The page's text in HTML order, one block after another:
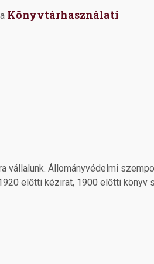
Könyvtárhasználati
vállalunk. Állományvédelmi
előtti kézirat, 1900 előtti könyv